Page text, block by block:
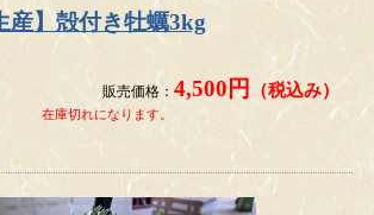
産】殻付き牡蠣3kg
販売価格：4,500円 （税込み）
在庫切れになります。